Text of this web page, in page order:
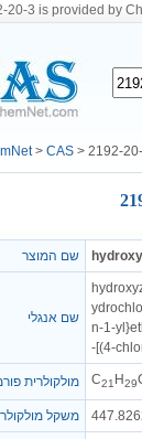
20-3 is provided by
> CAS > 2192-
שם המוצר
שם אנגלי
n-1-
-[(4-
מולקולרית C21 H29
משקל